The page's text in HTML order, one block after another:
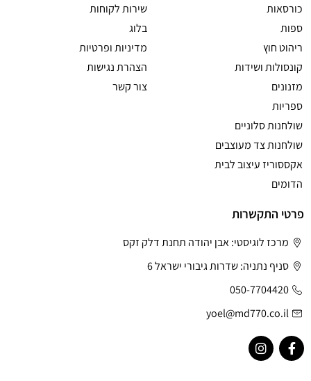
כורסאות
ספות
ריהוט חוץ
קונסולות ושידות
מזנונים
ספריות
שולחנות סלוניים
שולחנות צד מעוצבים
אקססוריז עיצוב לבית
הדומים
שירות לקוחות
בלוג
מדיניות ופרטיות
הצהרת נגישות
צור קשר
פרטי התקשרות
מרכז לוגיסטי: אבן יהודה תחנת דלק זקס
סניף נתניה: שדרות גיבורי ישראל 6
050-7704420
yoel@md770.co.il